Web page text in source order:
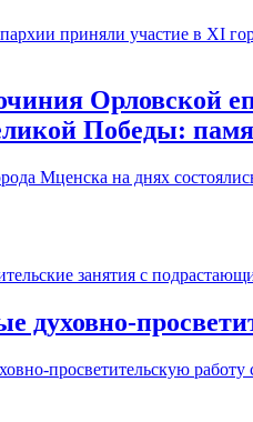
Орловской
Победы:
Мценска на днях
духовно-
просветительскую